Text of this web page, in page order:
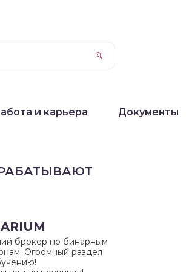
и карьера Документы
брокер по бинарным
Огромный раздел